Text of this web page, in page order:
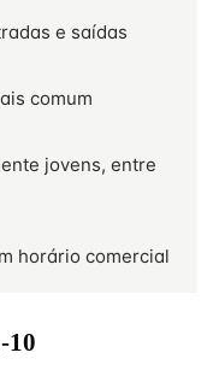
e saídas
comum
jovens, entre
horário comercial
10